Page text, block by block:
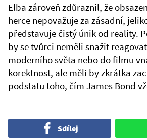
Elba zároveň zdůraznil, že
herce nepovažuje za zásadní,
představuje čistý únik od reality.
by se tvůrci neměli snažit
moderního světa nebo do filmu
korektnost, ale měli by zkrátka
podstatu toho, čím James Bond
Sdílej